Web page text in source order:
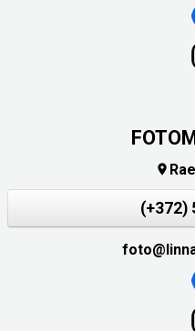

(+372)